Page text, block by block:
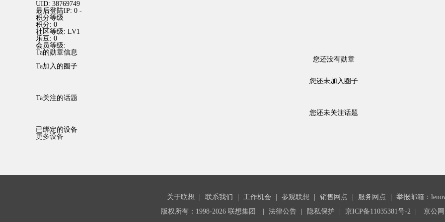
UID: 38769749
最后登陆IP: 0 -
积分等级
积分: 0
社区等级: LV1
乐豆: 0
会员等级:
Ta的勋章信息
您还没有勋章
Ta加入的圈子
您还未加入圈子
Ta关注的话题
您还未关注话题
已绑定的设备
更多设备
关于联想 联系我们 工作机会 参观联想 销售网点 服务网点
举报邮箱：
版权所有：1998-2026 联想集团
法律公告 隐私保护 京ICP备11035381号-2 京公